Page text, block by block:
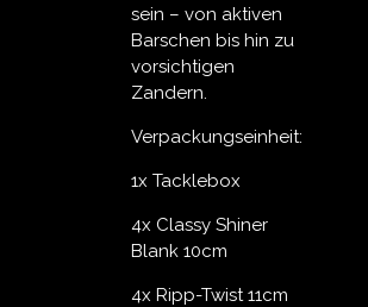
sein – von aktiven
Barschen bis hin zu
vorsichtigen
Zandern.
Verpackungseinheit:
1x Tacklebox
4x Classy Shiner
Blank 10cm
4x Ripp-Twist 11cm